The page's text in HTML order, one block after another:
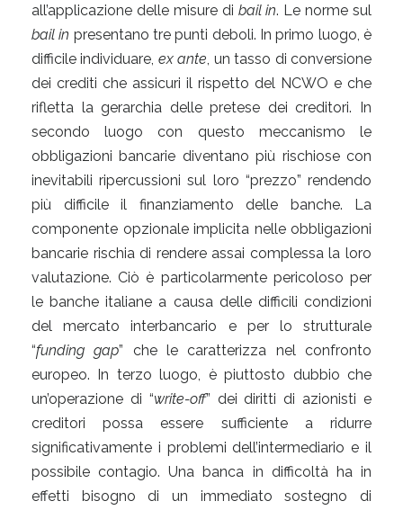
all’applicazione delle misure di bail in. Le norme sul
bail in presentano tre punti deboli. In primo luogo, è
difficile individuare, ex ante , un tasso di conversione
dei crediti che assicuri il rispetto del NCWO e che
rifletta la gerarchia delle pretese dei creditori. In
secondo luogo con questo meccanismo le
obbligazioni bancarie diventano più rischiose con
inevitabili ripercussioni sul loro “prezzo” rendendo
più difficile il finanziamento delle banche. La
componente opzionale implicita nelle obbligazioni
bancarie rischia di rendere assai complessa la loro
valutazione. Ciò è particolarmente pericoloso per
le banche italiane a causa delle difficili condizioni
del mercato interbancario e per lo strutturale
“funding gap” che le caratterizza nel confronto
europeo. In terzo luogo, è piuttosto dubbio che
un’operazione di “write-off” dei diritti di azionisti e
creditori possa essere sufficiente a ridurre
significativamente i problemi dell’intermediario e il
possibile contagio. Una banca in difficoltà ha in
effetti bisogno di un immediato sostegno di